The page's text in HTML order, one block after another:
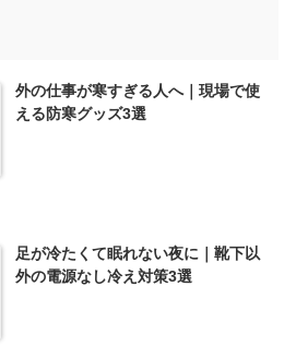
外の仕事が寒すぎる人へ｜現場で使
える防寒グッズ3選
足が冷たくて眠れない夜に｜靴下以
外の電源なし冷え対策3選